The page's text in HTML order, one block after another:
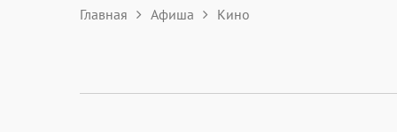
Главная Афиша Кино